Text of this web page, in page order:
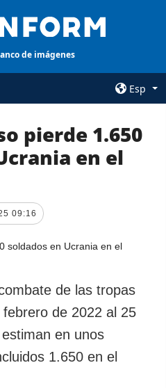
de imágenes
Esp
AGENCIA
privacidad y
protección de
pierde 1.650
en el
09:16
de las tropas
de 2022 al 25
en unos
1.650 en el